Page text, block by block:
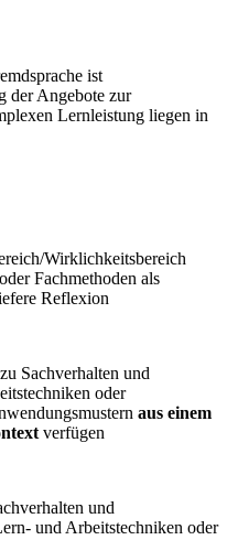
ist
der Angebote zur
Lernleistung liegen in
Wirklichkeitsbereich
Fachmethoden als
Reflexion
zu Sachverhalten und
oder
aus einem
verfügen
und
und Arbeitstechniken oder